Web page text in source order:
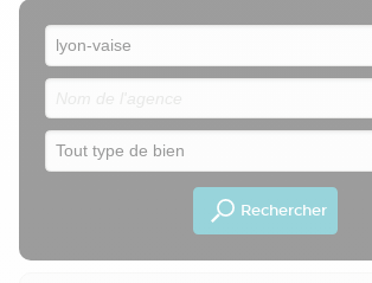
Rechercher